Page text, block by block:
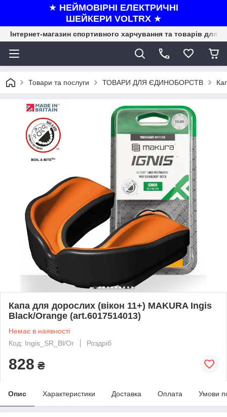
★ НЕЙМОВІРНІ ЕЛЕКТРИЧНІ
ШЕЙКЕРИ VOLTRX ★
Інтернет-магазин спортивного харчування та товарів для
Товари та послуги ТОВАРИ ДЛЯ ЄДИНОБОРСТВ
Капа для дорослих (вікон 11+) MAKURA Ingis
Black/Orange (art.6017514013)
Немає в наявності
Код: Ingis_SR_Bl/Or
Роздріб
828 ₴
Опис Характеристики Доставка Оплата Умови